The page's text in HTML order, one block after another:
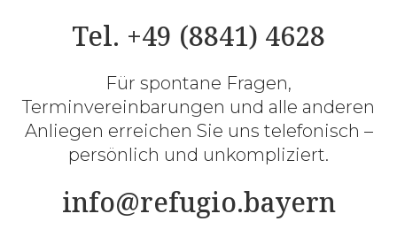
Tel. +49 (8841) 4628
Für spontane Fragen,
Terminvereinbarungen und alle anderen
Anliegen erreichen Sie uns telefonisch –
persönlich und unkompliziert.
info@refugio.bayern